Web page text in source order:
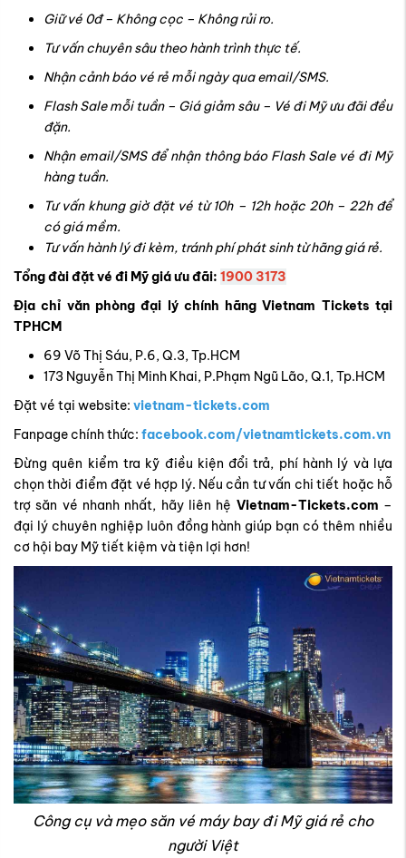
Giữ vé 0đ – Không cọc – Không rủi ro.
Tư vấn chuyên sâu theo hành trình thực tế.
Nhận cảnh báo vé rẻ mỗi ngày qua email/SMS.
Flash Sale mỗi tuần – Giá giảm sâu – Vé đi Mỹ ưu đãi đều
đặn.
Nhận email/SMS để nhận thông báo Flash Sale vé đi Mỹ
hàng tuần.
Tư vấn khung giờ đặt vé từ 10h – 12h hoặc 20h – 22h để
có giá mềm.
Tư vấn hành lý đi kèm, tránh phí phát sinh từ hãng giá rẻ.
Tổng đài đặt vé đi Mỹ giá ưu đãi: 1900 3173
Địa chỉ văn phòng đại lý chính hãng Vietnam Tickets tại
TPHCM
69 Võ Thị Sáu, P.6, Q.3, Tp.HCM
173 Nguyễn Thị Minh Khai, P.Phạm Ngũ Lão, Q.1, Tp.HCM
Đặt vé tại website: vietnam-tickets.com
Fanpage chính thức: facebook.com/vietnamtickets.com.vn
Đừng quên kiểm tra kỹ điều kiện đổi trả, phí hành lý và lựa
chọn thời điểm đặt vé hợp lý. Nếu cần tư vấn chi tiết hoặc hỗ
trợ săn vé nhanh nhất, hãy liên hệ Vietnam-Tickets.com –
đại lý chuyên nghiệp luôn đồng hành giúp bạn có thêm nhiều
cơ hội bay Mỹ tiết kiệm và tiện lợi hơn!
Công cụ và mẹo săn vé máy bay đi Mỹ giá rẻ cho
người Việt